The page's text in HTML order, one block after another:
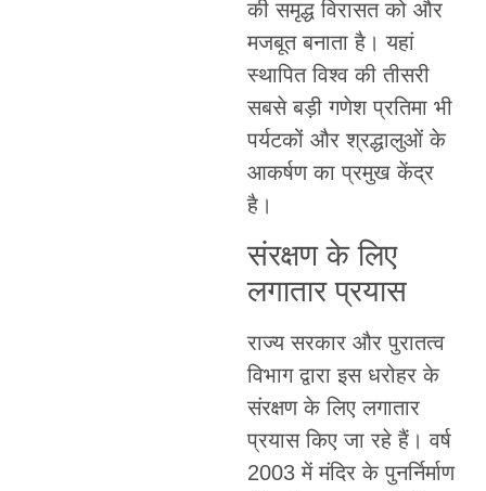
की समृद्ध विरासत को और
मजबूत बनाता है। यहां
स्थापित विश्व की तीसरी
सबसे बड़ी गणेश प्रतिमा भी
पर्यटकों और श्रद्धालुओं के
आकर्षण का प्रमुख केंद्र
है।
संरक्षण के लिए
लगातार प्रयास
राज्य सरकार और पुरातत्व
विभाग द्वारा इस धरोहर के
संरक्षण के लिए लगातार
प्रयास किए जा रहे हैं। वर्ष
2003 में मंदिर के पुनर्निर्माण